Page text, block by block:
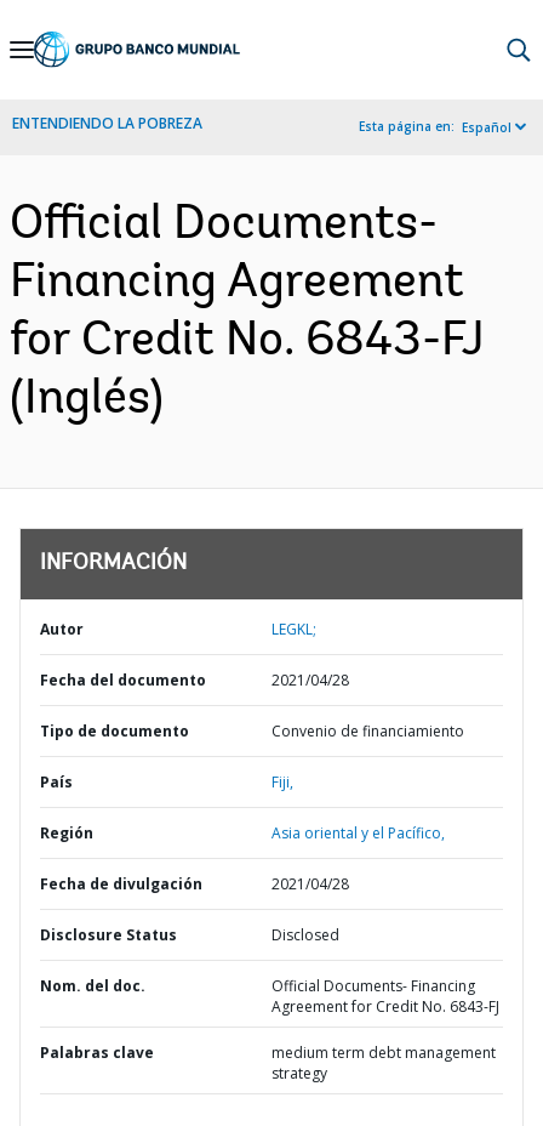
Skip
Navigation
ENTENDIENDO LA POBREZA Esta página en: Español
Official Documents-
Financing Agreement
for Credit No. 6843-FJ
(Inglés)
INFORMACIÓN
Autor LEGKL;
Fecha del documento 2021/04/28
Tipo de documento Convenio de financiamiento
País Fiji,
Región Asia oriental y el Pacífico,
Fecha de divulgación 2021/04/28
Disclosure Status Disclosed
Nom. del doc.
Official Documents- Financing
Agreement for Credit No. 6843-FJ
Palabras clave
medium term debt management
strategy